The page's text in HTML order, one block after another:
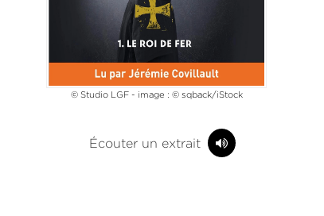
© Studio LGF - image : © sqback/iStock
Écouter un extrait